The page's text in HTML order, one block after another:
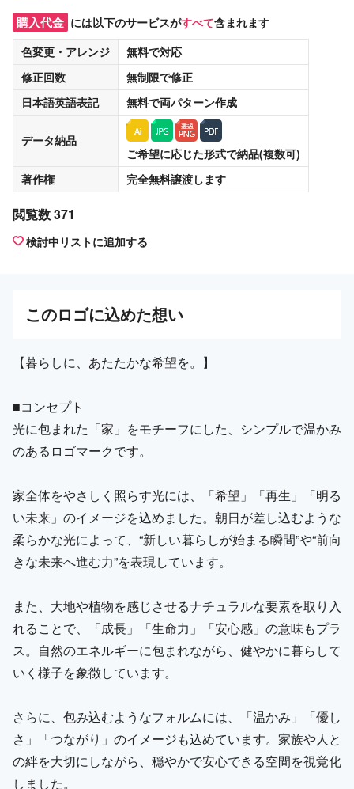
購入代金 には以下のサービスがすべて含まれます
色変更・アレンジ
無料で対応
修正回数
無制限で修正
日本語英語表記
無料で両パターン作成
データ納品
ご希望に応じた形式で納品(複数可)
著作権
完全無料譲渡します
閲覧数 371
検討中リストに追加する
このロゴに込めた想い
【暮らしに、あたたかな希望を。】
■コンセプト
光に包まれた「家」をモチーフにした、シンプルで温かみ
のあるロゴマークです。
家全体をやさしく照らす光には、「希望」「再生」「明る
い未来」のイメージを込めました。朝日が差し込むような
柔らかな光によって、“新しい暮らしが始まる瞬間”や“前向
きな未来へ進む力”を表現しています。
また、大地や植物を感じさせるナチュラルな要素を取り入
れることで、「成長」「生命力」「安心感」の意味もプラ
ス。自然のエネルギーに包まれながら、健やかに暮らして
いく様子を象徴しています。
さらに、包み込むようなフォルムには、「温かみ」「優し
さ」「つながり」のイメージも込めています。家族や人と
の絆を大切にしながら、穏やかで安心できる空間を視覚化
しました。